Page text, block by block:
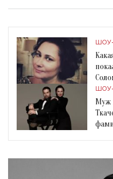
Муж